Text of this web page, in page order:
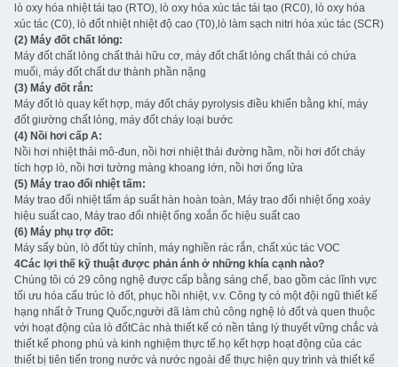
lò oxy hóa nhiệt tái tạo (RTO), lò oxy hóa xúc tác tái tạo (RC0), lò oxy hóa
xúc tác (C0), lò đốt nhiệt nhiệt độ cao (T0),lò làm sạch nitri hóa xúc tác (SCR)
(2) Máy đốt chất lỏng:
Máy đốt chất lỏng chất thải hữu cơ, máy đốt chất lỏng chất thải có chứa
muối, máy đốt chất dư thành phần nặng
(3) Máy đốt rắn:
Máy đốt lò quay kết hợp, máy đốt cháy pyrolysis điều khiển bằng khí, máy
đốt giường chất lỏng, máy đốt cháy loại bước
(4) Nồi hơi cấp A:
Nồi hơi nhiệt thải mô-đun, nồi hơi nhiệt thải đường hầm, nồi hơi đốt cháy
tích hợp lò, nồi hơi tường màng khoang lớn, nồi hơi ống lửa
(5) Máy trao đổi nhiệt tấm:
Máy trao đổi nhiệt tấm áp suất hàn hoàn toàn, Máy trao đổi nhiệt ống xoáy
hiệu suất cao, Máy trao đổi nhiệt ống xoắn ốc hiệu suất cao
(6) Máy phụ trợ đốt:
Máy sấy bùn, lò đốt tùy chỉnh, máy nghiền rác rắn, chất xúc tác VOC
4Các lợi thế kỹ thuật được phản ánh ở những khía cạnh nào?
Chúng tôi có 29 công nghệ được cấp bằng sáng chế, bao gồm các lĩnh vực
tối ưu hóa cấu trúc lò đốt, phục hồi nhiệt, v.v. Công ty có một đội ngũ thiết kế
hạng nhất ở Trung Quốc,người đã làm chủ công nghệ lò đốt và quen thuộc
với hoạt động của lò đốtCác nhà thiết kế có nền tảng lý thuyết vững chắc và
thiết kế phong phú và kinh nghiệm thực tế.họ kết hợp hoạt động của các
thiết bị tiên tiến trong nước và nước ngoài để thực hiện quy trình và thiết kế